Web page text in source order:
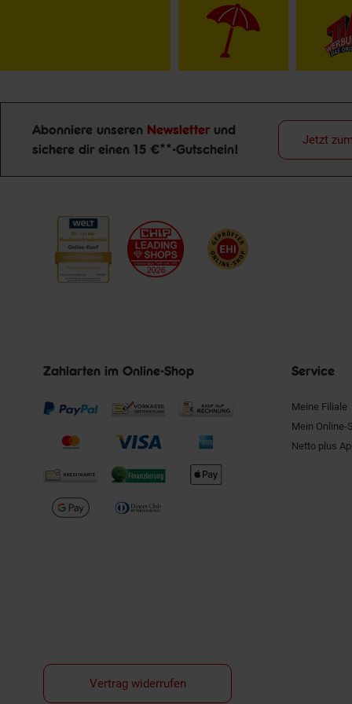
Newsletter Anmeldung
Abonniere unseren Newsletter und
sichere dir einen 15 €**-Gutschein!
Jetzt
Zahlarten im Online-Shop Service
Meine Filiale
Mein Online-
Netto plus
Vertrag widerrufen